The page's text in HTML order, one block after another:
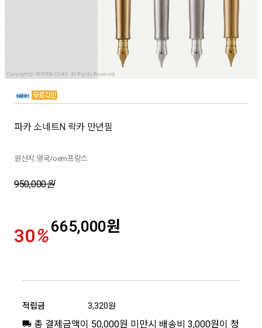
파카 소네트N 락카 만년필
원산지:영국/oem프랑스
950,000원
30%665,000원
적립금 3,320원
총 결제금액이 50,000원 미만시 배송비 3,000원이 청